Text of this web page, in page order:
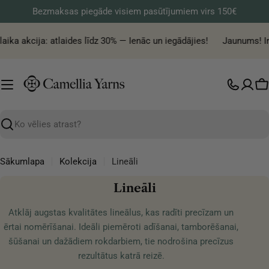
uz
saturu
Bezmaksas piegāde visiem pasūtījumiem virs 150€
akcija: atlaides līdz 30% — Ienāc un iegādājies! Jaunums!
Meklēt
Sākumlapa Kolekcija Lineāli
K
l
e
Lineāli
Atklāj augstas kvalitātes lineālus, kas radīti precīzam un
ērtai nomērīšanai. Ideāli piemēroti adīšanai, tamborēšanai,
šūšanai un dažādiem rokdarbiem, tie nodrošina precīzus
rezultātus katrā reizē.